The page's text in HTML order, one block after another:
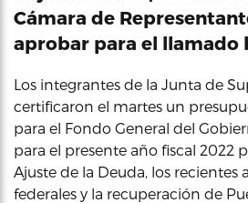
Cámara de
aprobar para el llamado
Los integrantes de la Junta de
certificaron el martes un
para el Fondo General del
para el presente año fiscal 2022
Ajuste de la Deuda, los
federales y la recuperación de